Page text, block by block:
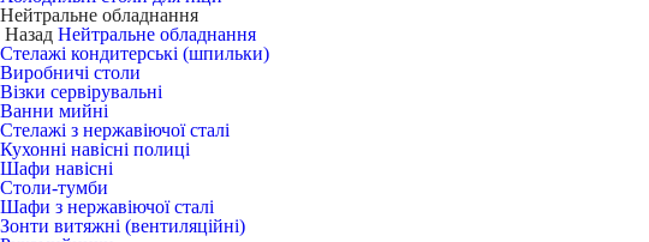
Нейтральне обладнання
Назад Нейтральне обладнання
Стелажі кондитерські (шпильки)
Виробничі столи
Візки сервірувальні
Ванни мийні
Стелажі з нержавіючої сталі
Кухонні навісні полиці
Шафи навісні
Столи-тумби
Шафи з нержавіючої сталі
Зонти витяжні (вентиляційні)